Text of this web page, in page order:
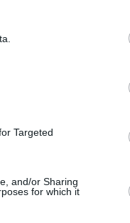
Targeted
and/or Sharing
for which it
δύο
να συζητούν
τα οποία θα
της
ανακοίνωση.